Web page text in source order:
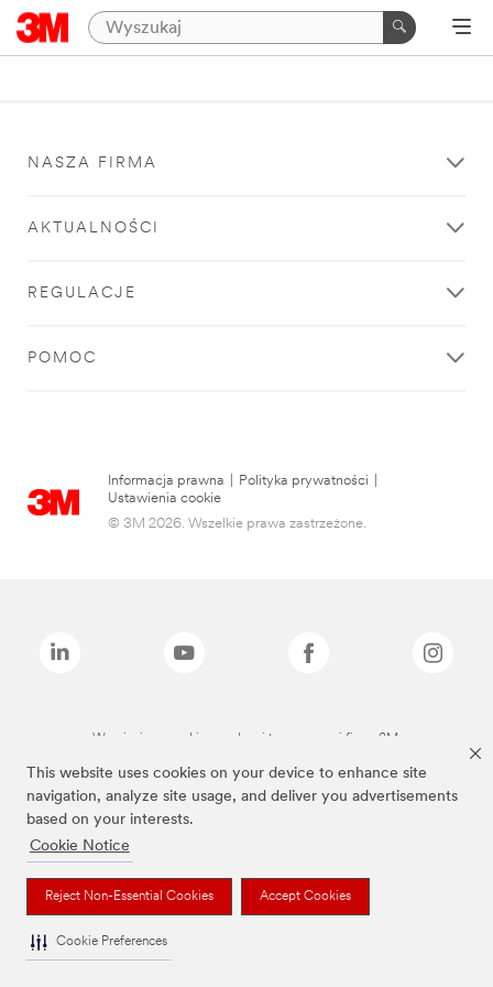
This website uses cookies on your device to enhance site
navigation, analyze site usage, and deliver you advertisements
based on your interests.
Cookie Notice
Reject Non-Essential Cookies Accept Cookies
Cookie Preferences
NASZA FIRMA
AKTUALNOŚCI
REGULACJE
POMOC
Informacja prawna Polityka prywatności
Ustawienia cookie
© 3M 2026. Wszelkie prawa zastrzeżone.
Wymienione marki są znakami towarowymi firmy 3M.